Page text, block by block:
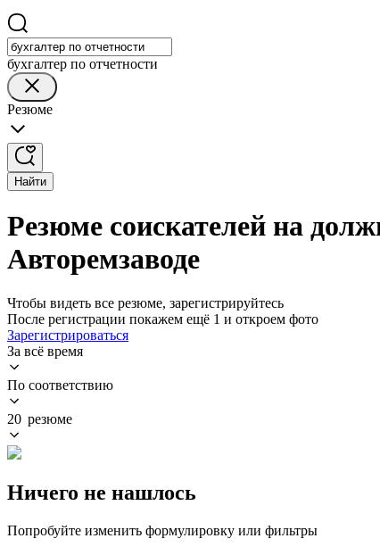
бухгалтер по отчетности
Резюме
Найти
Резюме соискателей на
Авторемзаводе
Чтобы видеть все резюме, зарегистрируйтесь
После регистрации покажем ещё 1 и откроем фото
Зарегистрироваться
За всё время
По соответствию
20 резюме
Ничего не нашлось
Попробуйте изменить формулировку или фильтры